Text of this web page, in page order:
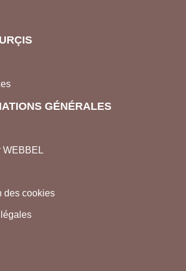
GÉNÉRALES
WEBBEL
des cookies